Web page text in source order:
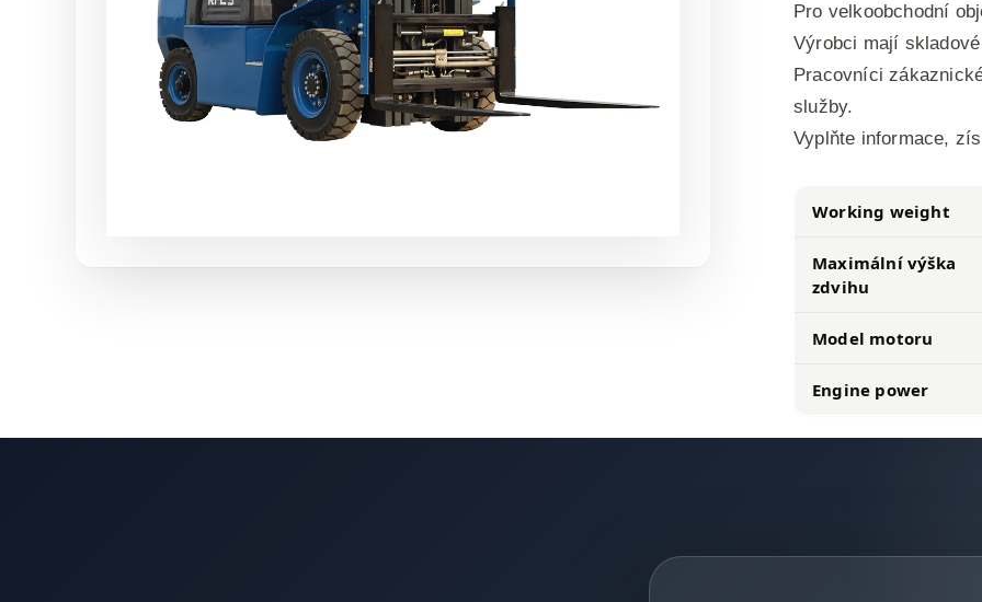
Pro velkoobchodní
Výrobci mají
Pracovníci
služby.
Vyplňte informace,
Working weight
Maximální výška
zdvihu
Model motoru
Engine power